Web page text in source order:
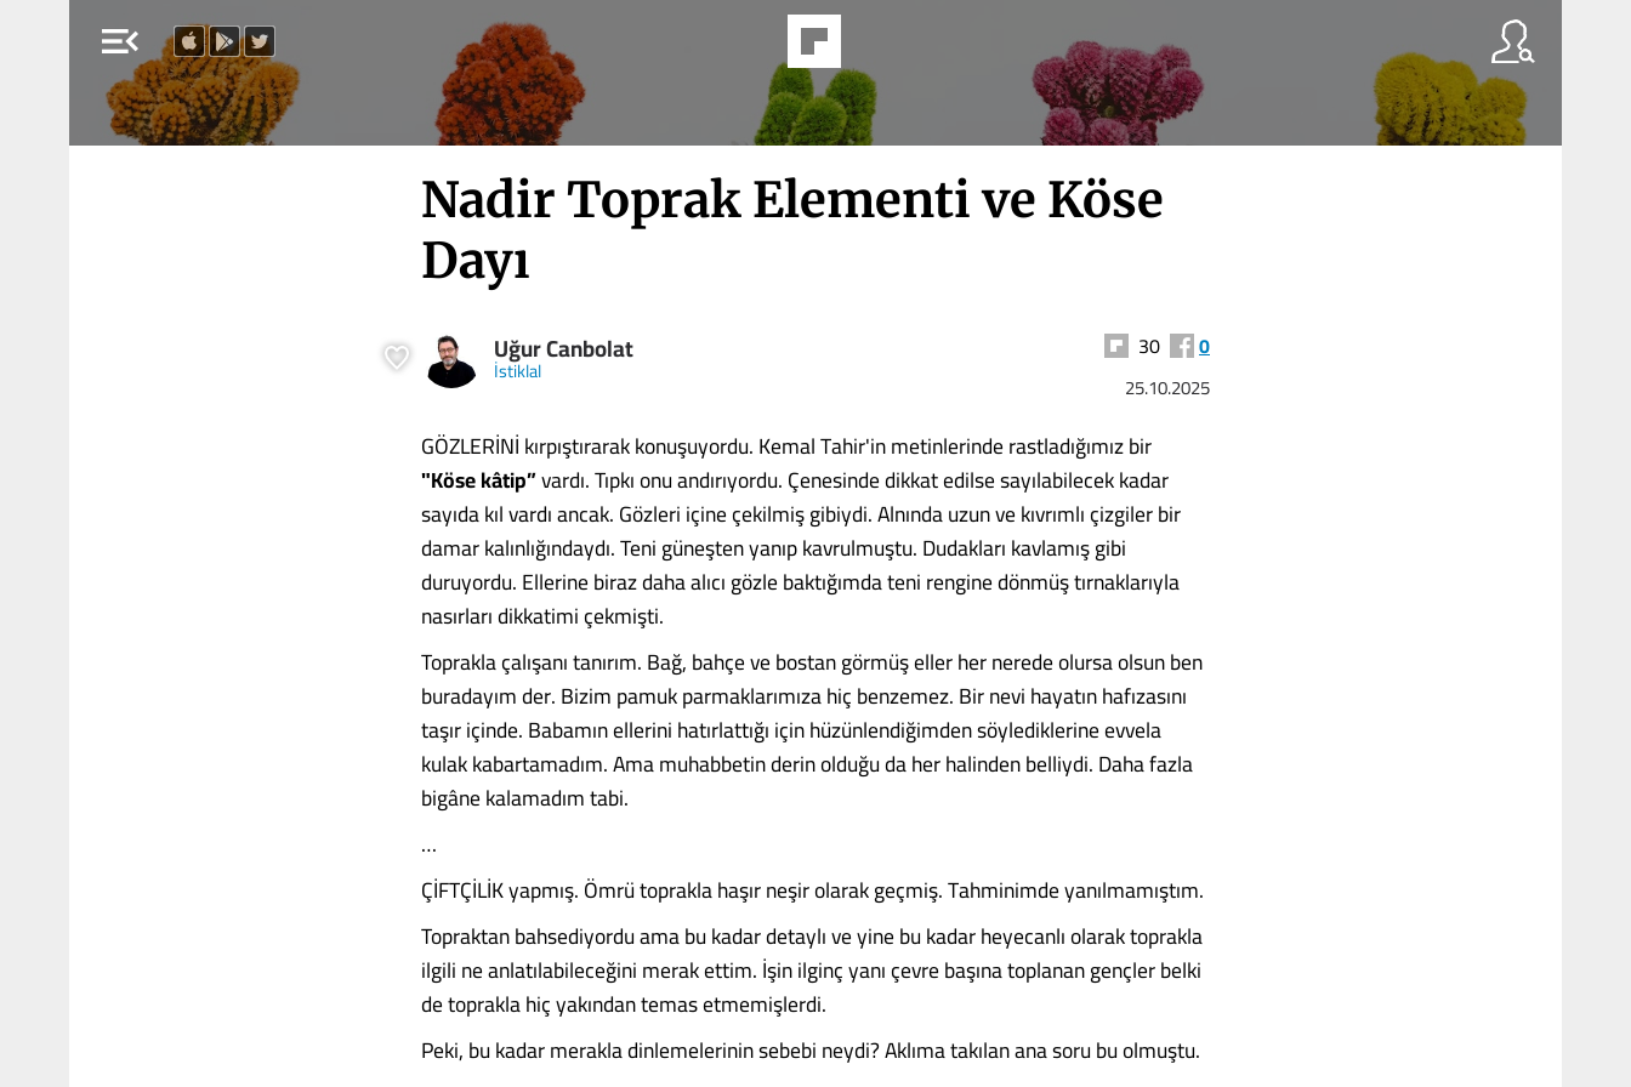
menu_open
Nadir Toprak Elementi ve Köse
Dayı
Uğur Canbolat
İstiklal
30 0
25.10.2025
GÖZLERİNİ kırpıştırarak konuşuyordu. Kemal Tahir'in metinlerinde rastladığımız bir
"Köse kâtip”vardı. Tıpkı onu andırıyordu. Çenesinde dikkat edilse sayılabilecek kadar
sayıda kıl vardı ancak. Gözleri içine çekilmiş gibiydi. Alnında uzun ve kıvrımlı çizgiler bir
damar kalınlığındaydı. Teni güneşten yanıp kavrulmuştu. Dudakları kavlamış gibi
duruyordu. Ellerine biraz daha alıcı gözle baktığımda teni rengine dönmüş tırnaklarıyla
nasırları dikkatimi çekmişti.
Toprakla çalışanı tanırım. Bağ, bahçe ve bostan görmüş eller her nerede olursa olsun ben
buradayım der. Bizim pamuk parmaklarımıza hiç benzemez. Bir nevi hayatın hafızasını
taşır içinde. Babamın ellerini hatırlattığı için hüzünlendiğimden söylediklerine evvela
kulak kabartamadım. Ama muhabbetin derin olduğu da her halinden belliydi. Daha fazla
bigâne kalamadım tabi.
…
ÇİFTÇİLİK yapmış. Ömrü toprakla haşır neşir olarak geçmiş. Tahminimde yanılmamıştım.
Topraktan bahsediyordu ama bu kadar detaylı ve yine bu kadar heyecanlı olarak toprakla
ilgili ne anlatılabileceğini merak ettim. İşin ilginç yanı çevre başına toplanan gençler belki
de toprakla hiç yakından temas etmemişlerdi.
Peki, bu kadar merakla dinlemelerinin sebebi neydi? Aklıma takılan ana soru bu olmuştu.